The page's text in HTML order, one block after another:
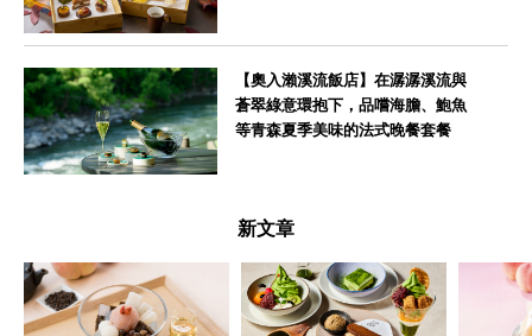
【奧入瀨溪流飯店】在潺潺溪流與
蒼翠綠意環抱下，品嚐海膽、鮑魚
等青森夏季美味的法式晚餐套餐
新文章